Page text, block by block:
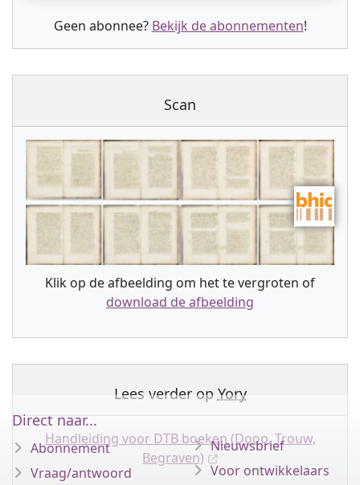
Geen abonnee? Bekijk de abonnementen!
Scan
Klik op de afbeelding om het te vergroten of
download de afbeelding
Lees verder op Yory
Handleiding voor DTB boeken (Doop, Trouw,
Begraven)
Direct naar...
Abonnement
Vraag/antwoord
Nieuwsbrief
Voor ontwikkelaars